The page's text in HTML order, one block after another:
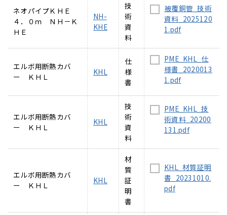
ネオパイプＫＨＥ
４．０ｍ ＮＨ－Ｋ
ＨＥ
NH-
KHE
技
術
資
料
被覆銅管_技術
資料_2025120
1.pdf
エルボ用断熱カバ
ー ＫＨＬ
KHL
仕
様
書
PME_KHL_仕
様書_2020013
1.pdf
エルボ用断熱カバ
ー ＫＨＬ
KHL
技
術
資
料
PME_KHL_技
術資料_20200
131.pdf
エルボ用断熱カバ
ー ＫＨＬ
KHL
材
質
証
明
書
KHL_材質証明
書_20231010.
pdf